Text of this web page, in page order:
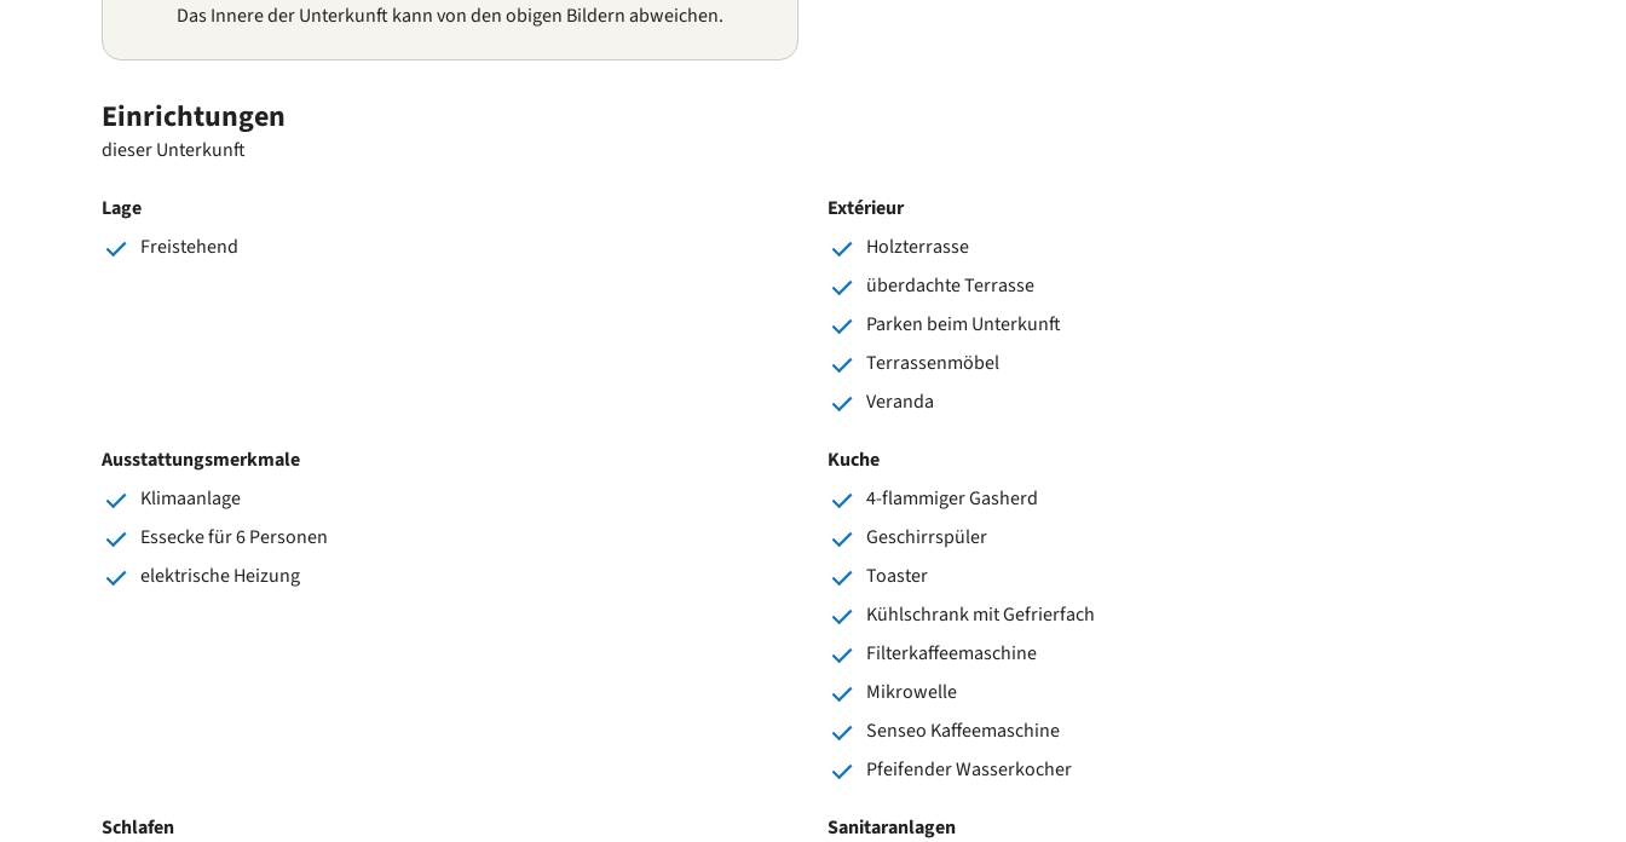
Das Innere der Unterkunft kann von den obigen Bildern abweichen.
Einrichtungen
dieser Unterkunft
Lage
Freistehend
Extérieur
Holzterrasse
überdachte Terrasse
Parken beim Unterkunft
Terrassenmöbel
Veranda
Ausstattungsmerkmale
Klimaanlage
Essecke für 6 Personen
elektrische Heizung
Kuche
4-flammiger Gasherd
Geschirrspüler
Toaster
Kühlschrank mit Gefrierfach
Filterkaffeemaschine
Mikrowelle
Senseo Kaffeemaschine
Pfeifender Wasserkocher
Schlafen
Sanitaranlagen